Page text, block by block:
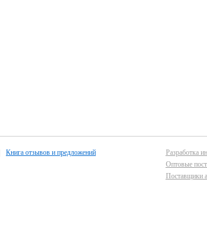
Книга отзывов и предложений
Разработка
Оптовые
Поставщики